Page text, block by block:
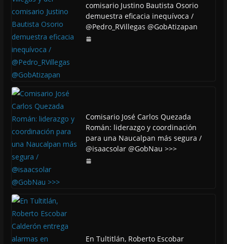
comisario Justino Bautista Osorio
demuestra eficacia inequívoca /
@Pedro_RVillegas @GobAtizapan
Comisario José Carlos Quezada
Román: liderazgo y coordinación
para una Naucalpan más segura /
@isaacsolar @GobNau >>>
En Tultitlán, Roberto Escobar